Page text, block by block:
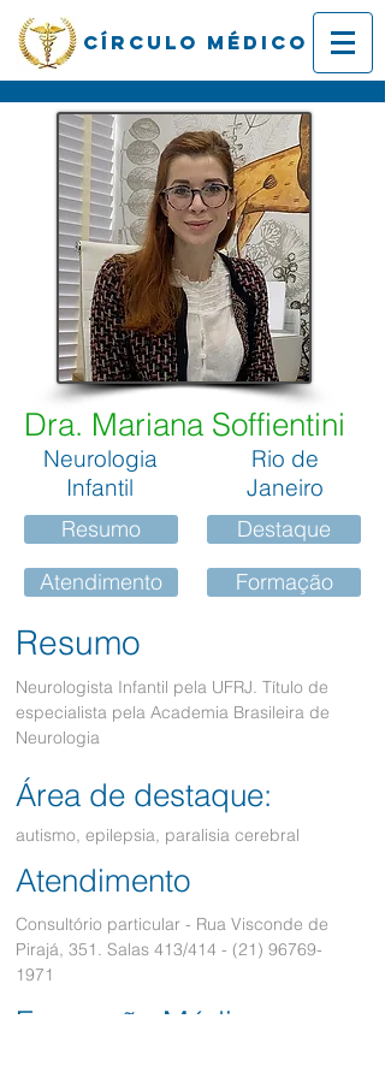
Círculo Médico
Dra. Mariana Soffientini
Neurologia
Infantil
Rio de
Janeiro
Resumo Destaque
Atendimento Formação
Resumo
Neurologista Infantil pela UFRJ. Título de
especialista pela Academia Brasileira de
Neurologia
Área de destaque:
autismo, epilepsia, paralisia cerebral
Atendimento
Consultório particular - Rua Visconde de
Pirajá, 351. Salas 413/414 - (21) 96769-
1971
Formação Médica